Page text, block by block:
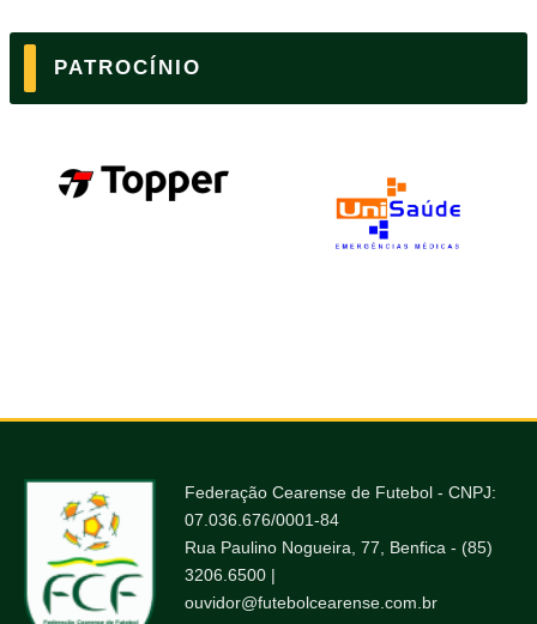
PATROCÍNIO
Federação Cearense de Futebol - CNPJ:
07.036.676/0001-84
Rua Paulino Nogueira, 77, Benfica - (85)
3206.6500 |
ouvidor@futebolcearense.com.br